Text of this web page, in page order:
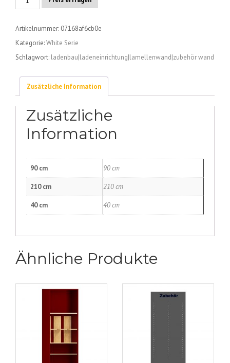
Zubehörwand
Ablage
und
LED
Menge
Artikelnummer: 07168af6cb0e
Kategorie:White Serie
Schlagwort: ladenbau|ladeneinrichtung|lamellenwand|zubehör wand
Zusätzliche Information
Zusätzliche
Information
90 cm 90 cm
210 cm 210 cm
40 cm 40 cm
Ähnliche Produkte